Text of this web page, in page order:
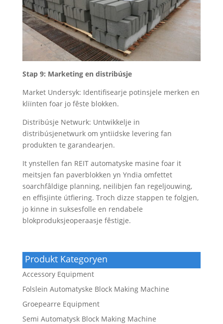
Stap 9: Marketing en distribúsje
Market Undersyk: Identifisearje potinsjele merken en
kliïnten foar jo fêste blokken.
Distribúsje Netwurk: Untwikkelje in
distribúsjenetwurk om yntiidske levering fan
produkten te garandearjen.
It ynstellen fan REIT automatyske masine foar it
meitsjen fan paverblokken yn Yndia omfettet
soarchfâldige planning, neilibjen fan regeljouwing,
en effisjinte útfiering. Troch dizze stappen te folgjen,
jo kinne in suksesfolle en rendabele
blokproduksjeoperaasje fêstigje.
Produkt Kategoryen
Accessory Equipment
Folslein Automatyske Block Making Machine
Groepearre Equipment
Semi Automatysk Block Making Machine